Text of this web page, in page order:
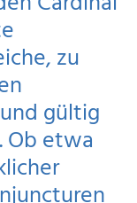
zu
gültig
Ob etwa